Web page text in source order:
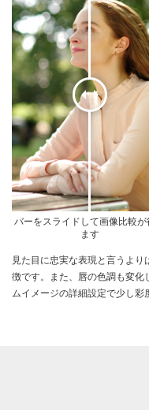
バーをスライドして画像比較が
ます
見た目に忠実な表現と言うよ
徴です。また、唇の色調も変化
ムイメージの詳細設定で少し彩